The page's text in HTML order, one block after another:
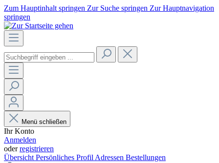
Zum Hauptinhalt springen Zur Suche springen Zur Hauptnavigation
springen
Menü schließen
Ihr Konto
Anmelden
oderregistrieren
Übersicht Persönliches Profil Adressen Bestellungen